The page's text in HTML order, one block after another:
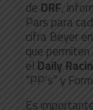
de DRF,
Pars para
cifra Beyer
que
el Daily
“PP’s” y
Es